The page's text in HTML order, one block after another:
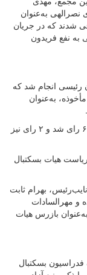
به‌عنوان
شدند که در جریان
به نفع فریدون
رئیسی انجام شد که
کسب ۲۵ رای از مجموع ۳۳ رای مأخوذه، به‌عنوان
در این رای‌گیری، مهدی اسماعیلی موفق به کسب ۶ رای شد و ۲ رای نیز
هیات بسکتبال
بهرام ثابت
و مهرالسادات
بازرس هیات
بسکتبال